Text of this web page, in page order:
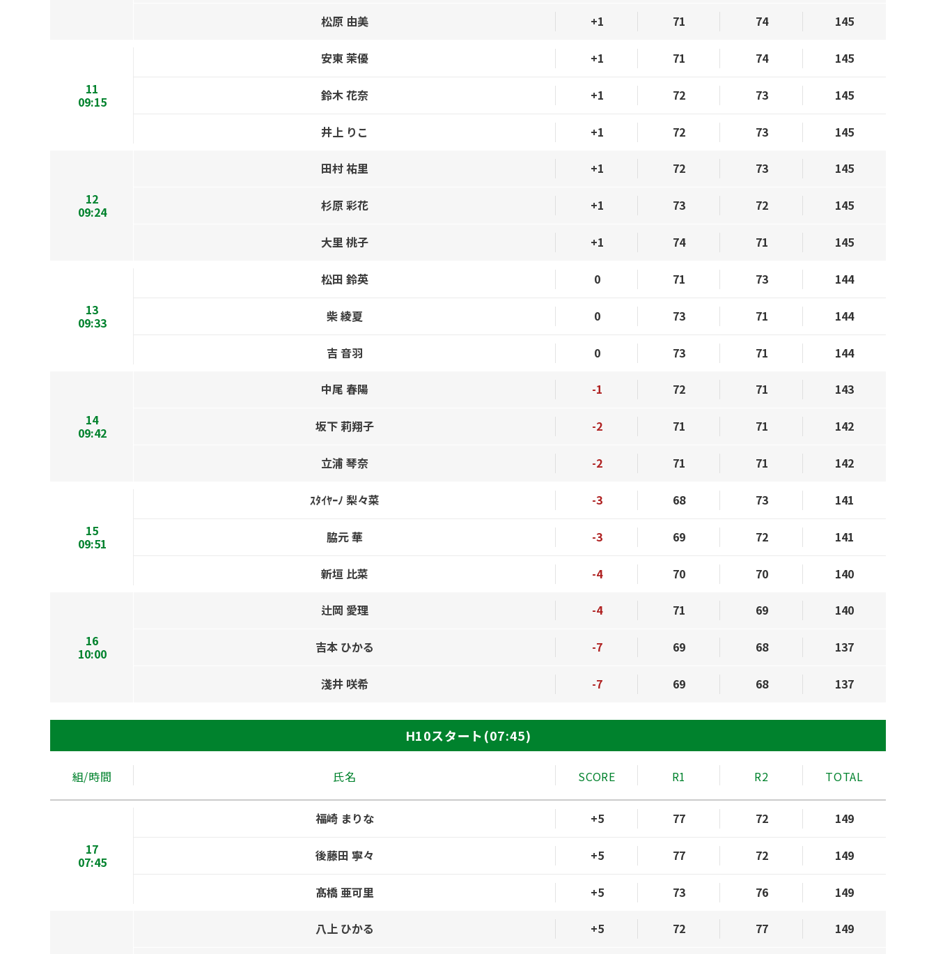
松原 由美 +1 71 74 145
11
09:15
安東 茉優 +1 71 74 145
鈴木 花奈 +1 72 73 145
井上 りこ +1 72 73 145
12
09:24
田村 祐里 +1 72 73 145
杉原 彩花 +1 73 72 145
大里 桃子 +1 74 71 145
13
09:33
松田 鈴英 0 71 73 144
柴 綾夏 0 73 71 144
吉 音羽 0 73 71 144
14
09:42
中尾 春陽 -1 72 71 143
坂下 莉翔子 -2 71 71 142
立浦 琴奈 -2 71 71 142
15
09:51
ｽﾀｲﾔｰﾉ 梨々菜 -3 68 73 141
脇元 華 -3 69 72 141
新垣 比菜 -4 70 70 140
16
10:00
辻岡 愛理 -4 71 69 140
吉本 ひかる -7 69 68 137
淺井 咲希 -7 69 68 137
H10スタート(07:45)
組/時間 氏名 SCORE R1 R2 TOTAL
17
07:45
福崎 まりな +5 77 72 149
後藤田 寧々 +5 77 72 149
髙橋 亜可里 +5 73 76 149
八上 ひかる +5 72 77 149